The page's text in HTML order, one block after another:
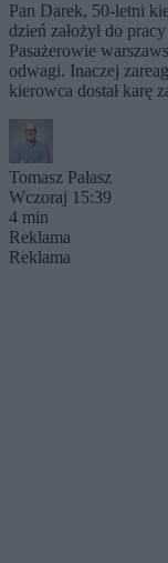
Pan Darek, 50-letni
dzień założył do
Pasażerowie
odwagi. Inaczej
kierowca dostał karę
Tomasz Pałasz
Wczoraj 15:39
4 min
Reklama
Reklama